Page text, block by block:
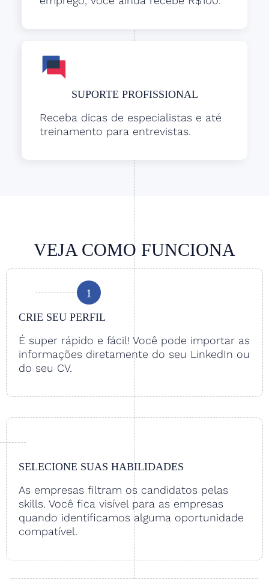
SUPORTE PROFISSIONAL
Receba dicas de especialistas e até
treinamento para entrevistas.
VEJA COMO FUNCIONA
1
CRIE SEU PERFIL
É super rápido e fácil! Você pode importar as
informações diretamente do seu LinkedIn ou
do seu CV.
SELECIONE SUAS HABILIDADES
As empresas filtram os candidatos pelas
skills. Você fica visível para as empresas
quando identificamos alguma oportunidade
compatível.